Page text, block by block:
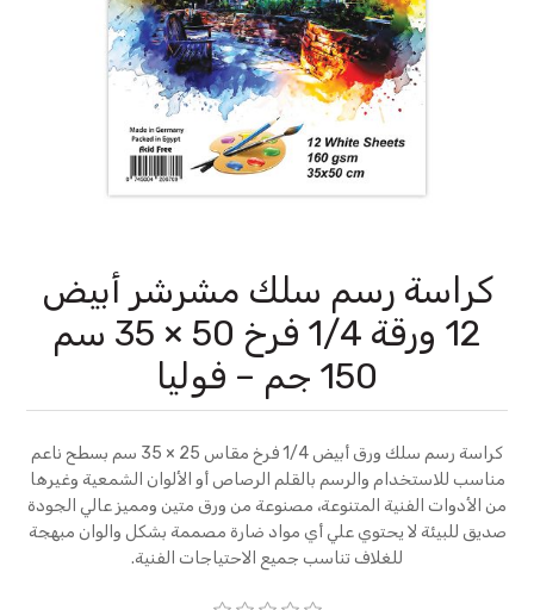
كراسة رسم سلك مشرشر أبيض
12 ورقة 1/4 فرخ 50 × 35 سم
150 جم – فوليا
كراسة رسم سلك ورق أبيض 1/4 فرخ مقاس 25 × 35 سم بسطح ناعم
مناسب للاستخدام والرسم بالقلم الرصاص أو الألوان الشمعية وغيرها
من الأدوات الفنية المتنوعة، مصنوعة من ورق متين ومميز عالي الجودة
صديق للبيئة لا يحتوي علي أي مواد ضارة مصممة بشكل والوان مبهجة
للغلاف تناسب جميع الاحتياجات الفنية.